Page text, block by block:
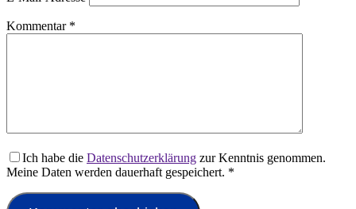
Kommentar *
Ich habe die Datenschutzerklärung zur Kenntnis genommen.
Meine Daten werden dauerhaft gespeichert. *